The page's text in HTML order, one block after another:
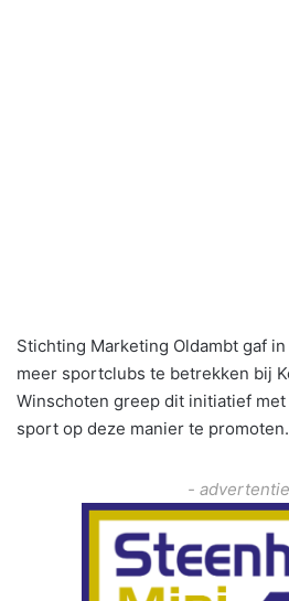
Stichting Marketing Oldambt gaf
meer sportclubs te betrekken bij
Winschoten greep dit initiatief met
sport op deze manier te promoten.
-